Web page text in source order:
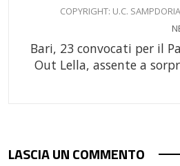
COPYRIGHT: U.C. SAMPDORIA
Bari, 23 convocati per il
Out Lella, assente a
LASCIA UN COMMENTO